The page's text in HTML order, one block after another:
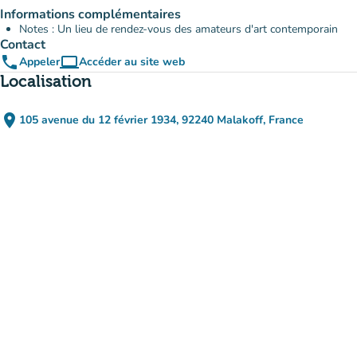
Informations complémentaires
Notes : Un lieu de rendez-vous des amateurs d'art contemporain
Contact
phoneAppelercomputerAccéder au site web
(nouvel onglet)
Localisation
place 105 avenue du 12 février 1934, 92240 Malakoff, France
(ouvrir dans Google Maps)
(nouvel onglet)